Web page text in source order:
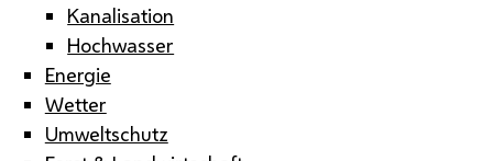
Kanalisation
Hochwasser
Energie
Wetter
Umweltschutz